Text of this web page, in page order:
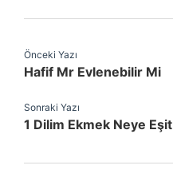
Önceki Yazı
Hafif Mr Evlenebilir Mi
Sonraki Yazı
1 Dilim Ekmek Neye Eşit